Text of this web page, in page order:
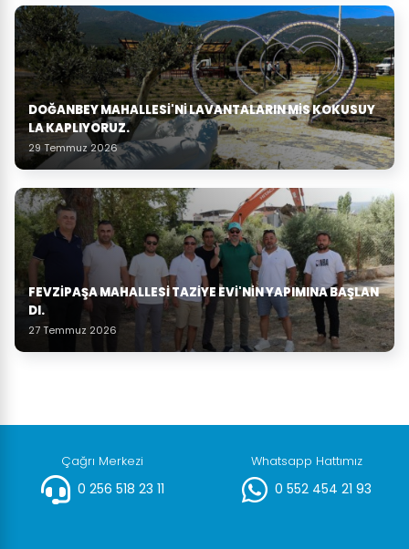
DOĞANBEY MAHALLESI'NI LAVANTALARIN MIS KOKUSUY
LA KAPLIYORUZ.
29 Temmuz 2026
FEVZIPAŞA MAHALLESI TAZIYE EVI'NIN YAPIMINA BAŞLAN
DI.
27 Temmuz 2026
Çağrı Merkezi
0 256 518 23 11
Whatsapp Hattımız
0 552 454 21 93